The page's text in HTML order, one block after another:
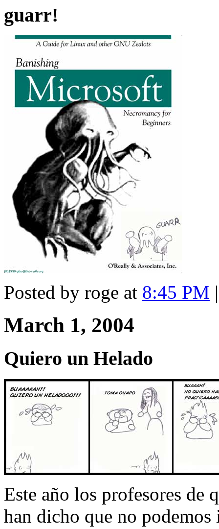
guarr!
Posted by roge at 8:45 PM
March 1, 2004
Quiero un Helado
Este año los profesores de
han dicho que no